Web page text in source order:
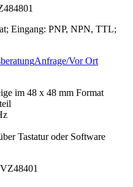
Eingang: PNP, NPN, TTL;
Anfrage/Vor Ort
im 48 x 48 mm Format
Tastatur oder Software